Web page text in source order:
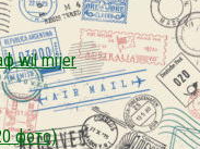
wil mijer
фото)